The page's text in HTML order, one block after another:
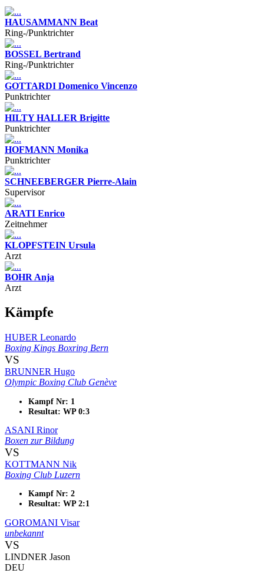
HAUSAMMANN Beat
Ring-/Punktrichter
BOSSEL Bertrand
Ring-/Punktrichter
GOTTARDI Domenico Vincenzo
Punktrichter
HILTY HALLER Brigitte
Punktrichter
HOFMANN Monika
Punktrichter
SCHNEEBERGER Pierre-Alain
Supervisor
ARATI Enrico
Zeitnehmer
KLOPFSTEIN Ursula
Arzt
BOHR Anja
Arzt
Kämpfe
HUBER Leonardo
Boxing Kings Boxring Bern
VS
BRUNNER Hugo
Olympic Boxing Club Genève
Kampf Nr: 1
Resultat: WP 0:3
ASANI Rinor
Boxen zur Bildung
VS
KOTTMANN Nik
Boxing Club Luzern
Kampf Nr: 2
Resultat: WP 2:1
GOROMANI Visar
unbekannt
VS
LINDNER Jason
DEU